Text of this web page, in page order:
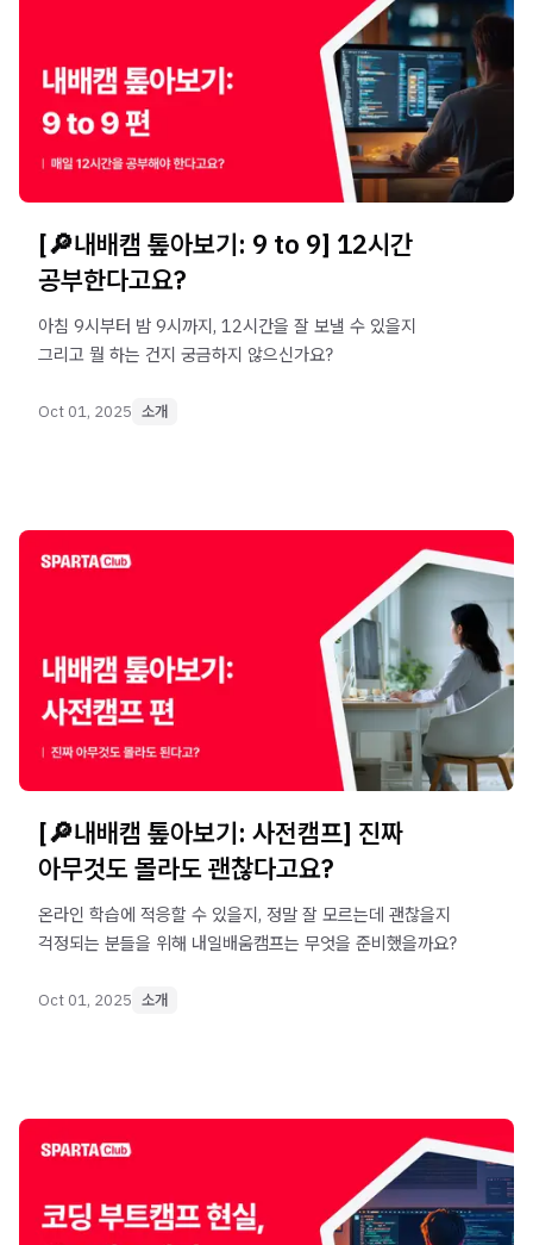
[🔎내배캠 톺아보기: 9 to 9] 12시간
공부한다고요?
아침 9시부터 밤 9시까지, 12시간을 잘 보낼 수 있을지
그리고 뭘 하는 건지 궁금하지 않으신가요?
Oct 01, 2025 소개
[🔎내배캠 톺아보기: 사전캠프] 진짜
아무것도 몰라도 괜찮다고요?
온라인 학습에 적응할 수 있을지, 정말 잘 모르는데 괜찮을지
걱정되는 분들을 위해 내일배움캠프는 무엇을 준비했을까요?
Oct 01, 2025 소개